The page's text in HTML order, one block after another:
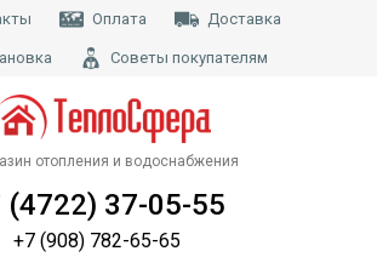
Оплата Доставка
Советы покупателям
отопления и водоснабжения
(4722) 37-05-55
+7 (908) 782-65-65